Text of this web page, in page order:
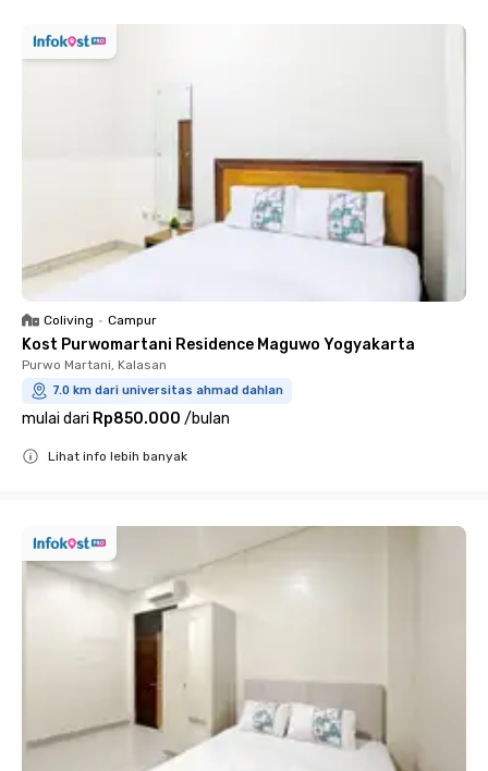
Coliving • Campur
Kost Purwomartani Residence Maguwo Yogyakarta
Purwo Martani, Kalasan
7.0 km dari universitas ahmad dahlan
mulai dari Rp850.000 /bulan
Lihat info lebih banyak